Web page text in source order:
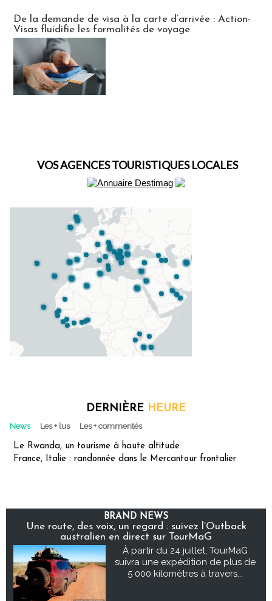
De la demande de visa à la carte d’arrivée : Action-
Visas fluidifie les formalités de voyage
VOS AGENCES TOURISTIQUES LOCALES
DERNIÈRE HEURE
News Les + lus Les + commentés
Le Rwanda, un tourisme à haute altitude
France, Italie : randonnée dans le Mercantour frontalier
BRAND NEWS
Une route, des voix, un regard : suivez l’Outback
australien en direct sur TourMaG
À partir du 24 juillet, TourMaG
suivra une expédition de plus de
5 000 kilomètres à travers...